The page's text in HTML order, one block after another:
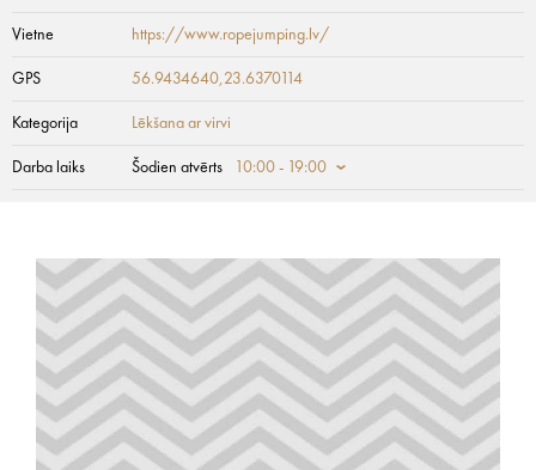
Vietne https://www.ropejumping.lv/
GPS 56.9434640,23.6370114
Kategorija Lēkšana ar virvi
Darba laiks Šodien atvērts 10:00 - 19:00